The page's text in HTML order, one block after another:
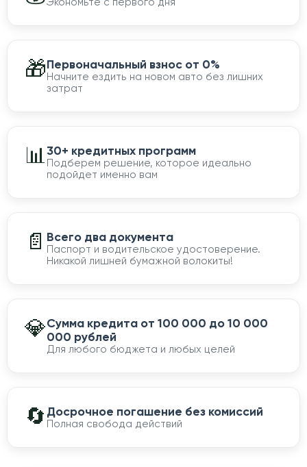
🎁Первоначальный взнос от 0%
Начните ездить на новом авто без лишних
затрат
📊30+ кредитных программ
Подберем решение, которое идеально
подойдет именно вам
📄 Всего два документа
Паспорт и водительское удостоверение.
Никакой лишней бумажной волокиты!
💎Сумма кредита от 100 000 до 10 000
000 рублей
Для любого бюджета и любых целей
🔄 Досрочное погашение без комиссий
Полная свобода действий